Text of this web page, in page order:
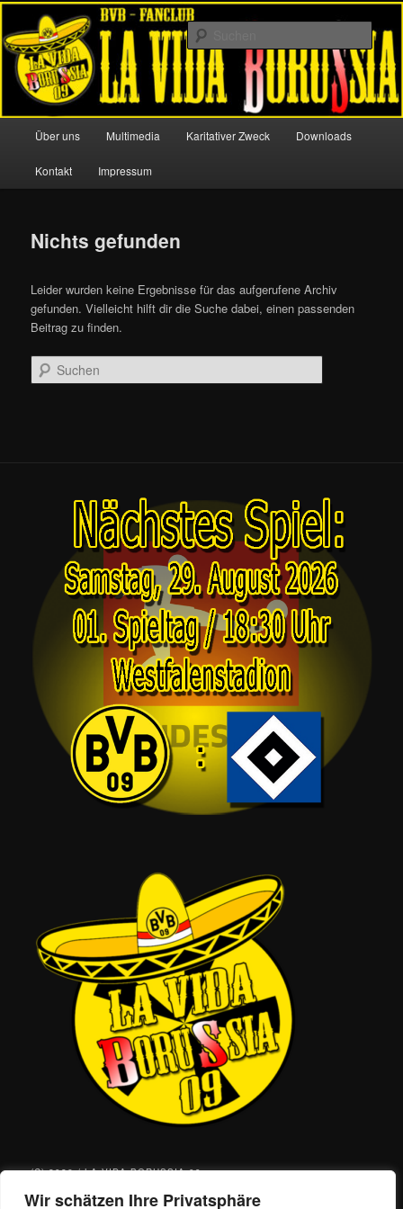
Wir schätzen Ihre Privatsphäre
Zum
primären
Inhalt
springen
Zum
sekundären
Inhalt
springenLa Vida Borussia 09
Offizieller Fanclub von Borussia Dortmund
HauptmenüÜber uns Multimedia Karitativer Zweck Downloads
Kontakt Impressum
Nichts gefunden
Leider wurden keine Ergebnisse für das aufgerufene Archiv
gefunden. Vielleicht hilft dir die Suche dabei, einen passenden
Beitrag zu finden.
Suchen
(C) 2026 / LA VIDA BORUSSIA 09